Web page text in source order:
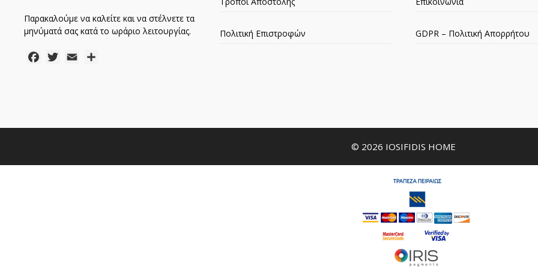
Παρακαλούμε να καλείτε και να στέλνετε τα
μηνύματά σας κατά το ωράριο λειτουργίας.
FacebookTwitter
Email
Πολιτική Επιστροφών GDPR – Πολιτική Απορρήτου
© 2026 IOSIFIDIS HOME